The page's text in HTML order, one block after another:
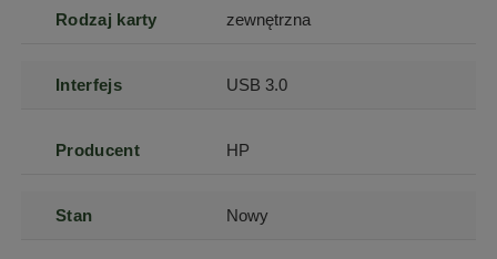
Rodzaj karty zewnętrzna
Interfejs USB 3.0
Producent HP
Stan Nowy